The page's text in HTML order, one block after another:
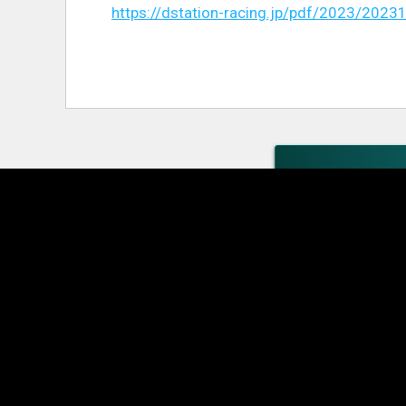
https://dstation-racing.jp/pdf/2023/